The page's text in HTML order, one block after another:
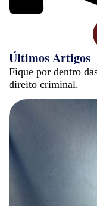
Últimos Artigos
Fique por dentro
direito criminal.